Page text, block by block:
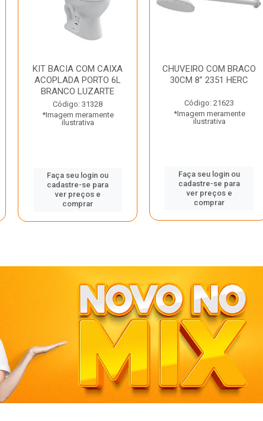
KIT BACIA COM CAIXA
ACOPLADA PORTO 6L
BRANCO LUZARTE
Código: 31328
*Imagem meramente
ilustrativa
Faça seu login ou
cadastre-se para
ver preços e
comprar
CHUVEIRO COM BRACO
30CM 8” 2351 HERC
Código: 21623
*Imagem meramente
ilustrativa
Faça seu login ou
cadastre-se para
ver preços e
comprar